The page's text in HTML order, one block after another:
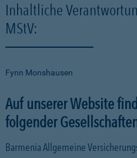
Inhaltliche
MStV:
Fynn Monshausen
Auf unserer Website
folgender
Barmenia Allgemeine